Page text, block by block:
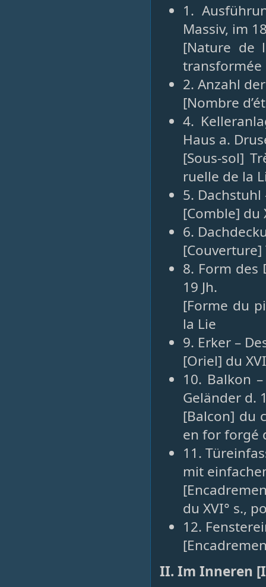
1.
Massiv, im
[Nature de
transformée
2. Anzahl
[Nombre
4.
Haus a.
[Sous-sol]
ruelle de la
5. Dachstuhl
[Comble] du
6.
8. Form des
19 Jh.
[Forme du
la Lie
9. Erker –
[Oriel] du
10. Balkon
Geländer d.
[Balcon] du
en for forgé
11.
mit
du XVI° s.,
12.
II. Im Inneren